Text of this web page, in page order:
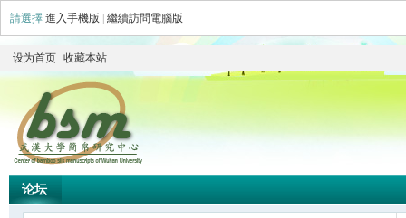
請選擇 進入手機版 繼續訪問電腦版
设为首页 收藏本站
论坛